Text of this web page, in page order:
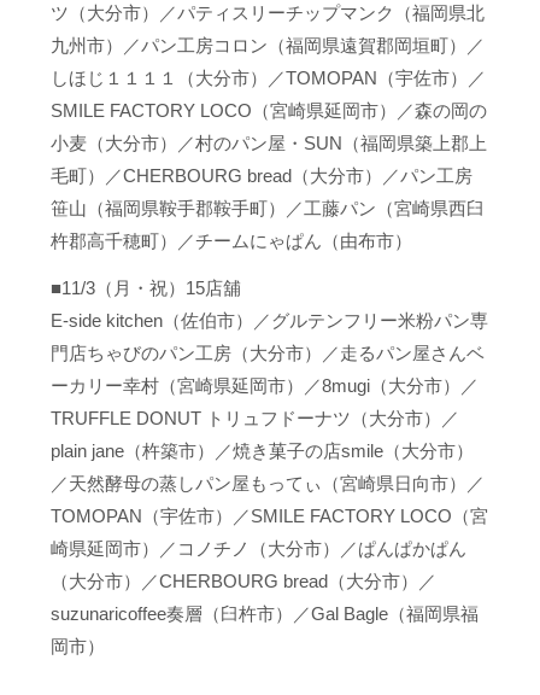
ツ（大分市）／パティスリーチップマンク（福岡県北
九州市）／パン工房コロン（福岡県遠賀郡岡垣町）／
しほじ１１１１（大分市）／TOMOPAN（宇佐市）／
SMILE FACTORY LOCO（宮崎県延岡市）／森の岡の
小麦（大分市）／村のパン屋・SUN（福岡県築上郡上
毛町）／CHERBOURG bread（大分市）／パン工房
笹山（福岡県鞍手郡鞍手町）／工藤パン（宮崎県西臼
杵郡高千穂町）／チームにゃぱん（由布市）
■11/3（月・祝）15店舖
E-side kitchen（佐伯市）／グルテンフリー米粉パン専
門店ちゃびのパン工房（大分市）／走るパン屋さんベ
ーカリー幸村（宮崎県延岡市）／8mugi（大分市）／
TRUFFLE DONUT トリュフドーナツ（大分市）／
plain jane（杵築市）／焼き菓子の店smile（大分市）
／天然酵母の蒸しパン屋もってぃ（宮崎県日向市）／
TOMOPAN（宇佐市）／SMILE FACTORY LOCO（宮
崎県延岡市）／コノチノ（大分市）／ぱんぱかぱん
（大分市）／CHERBOURG bread（大分市）／
suzunaricoffee奏層（臼杵市）／Gal Bagle（福岡県福
岡市）